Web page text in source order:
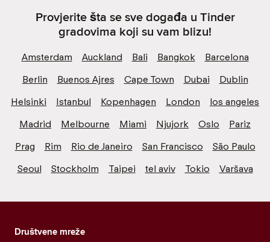
Provjerite šta se sve događa u Tinder
gradovima koji su vam blizu!
Amsterdam Auckland Bali Bangkok
Barcelona
Berlin
Buenos Ajres Cape Town Dubai
Dublin
Helsinki
Istanbul Kopenhagen London
los angeles
Madrid
Melbourne Miami Njujork Oslo
Pariz
Prag
Rim Rio de Janeiro San Francisco
São Paulo
Seoul
Stockholm Taipei tel aviv Tokio Varšava
Društvene mreže